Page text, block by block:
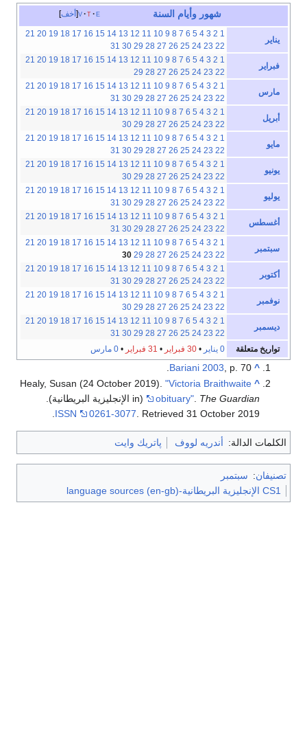
أخف v t e شهور وأيام السنة
يناير
1
2
3
4
5
6
7
8
9
10
11
12
13
14
15
16
17
18
19
20
21
22
23
24
25
26
27
28
29
30
31
فبراير
1
2
3
4
5
6
7
8
9
10
11
12
13
14
15
16
17
18
19
20
21
22
23
24
25
26
27
28
29
مارس
1
2
3
4
5
6
7
8
9
10
11
12
13
14
15
16
17
18
19
20
21
22
23
24
25
26
27
28
29
30
31
أبريل
1
2
3
4
5
6
7
8
9
10
11
12
13
14
15
16
17
18
19
20
21
22
23
24
25
26
27
28
29
30
مايو
1
2
3
4
5
6
7
8
9
10
11
12
13
14
15
16
17
18
19
20
21
22
23
24
25
26
27
28
29
30
31
يونيو
1
2
3
4
5
6
7
8
9
10
11
12
13
14
15
16
17
18
19
20
21
22
23
24
25
26
27
28
29
30
يوليو
1
2
3
4
5
6
7
8
9
10
11
12
13
14
15
16
17
18
19
20
21
22
23
24
25
26
27
28
29
30
31
أغسطس
1
2
3
4
5
6
7
8
9
10
11
12
13
14
15
16
17
18
19
20
21
22
23
24
25
26
27
28
29
30
31
سبتمبر
1
2
3
4
5
6
7
8
9
10
11
12
13
14
15
16
17
18
19
20
21
22
23
24
25
26
27
28
29
30
أكتوبر
1
2
3
4
5
6
7
8
9
10
11
12
13
14
15
16
17
18
19
20
21
22
23
24
25
26
27
28
29
30
31
نوفمبر
1
2
3
4
5
6
7
8
9
10
11
12
13
14
15
16
17
18
19
20
21
22
23
24
25
26
27
28
29
30
ديسمبر
1
2
3
4
5
6
7
8
9
10
11
12
13
14
15
16
17
18
19
20
21
22
23
24
25
26
27
28
29
30
31
تواريخ متعلقة
0 يناير •30 فبراير • 31 فبراير •0 مارس
^
Bariani 2003 , p. 70.
^
Healy, Susan (24 October 2019)."Victoria Braithwaite
obituary". The Guardian
(in الإنجليزية البريطانية).
ISSN
0261-3077. Retrieved31 October 2019
.
الكلمات الدالة: أندريه لووف پاتريك وايت
تصنيفان: سبتمبر
CS1 الإنجليزية البريطانية-language sources (en-gb)